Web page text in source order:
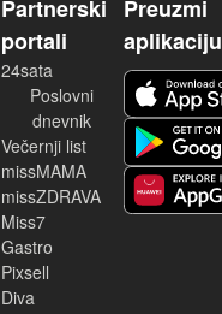
Partnerski
portali
24sata
Poslovni
dnevnik
Večernji list
missMAMA
missZDRAVA
Miss7
Gastro
Pixsell
Diva
Preuzmi
aplikaciju